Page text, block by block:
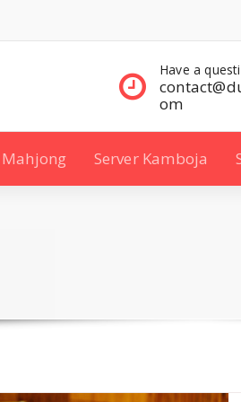
Contact Sales
332 00 322
Mahjong Server Kamboja